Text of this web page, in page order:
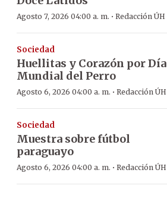
Agosto 7, 2026 04:00 a. m. · Redacción ÚH
Sociedad
Huellitas y Corazón por Día
Mundial del Perro
Agosto 6, 2026 04:00 a. m. · Redacción ÚH
Sociedad
Muestra sobre fútbol
paraguayo
Agosto 6, 2026 04:00 a. m. · Redacción ÚH